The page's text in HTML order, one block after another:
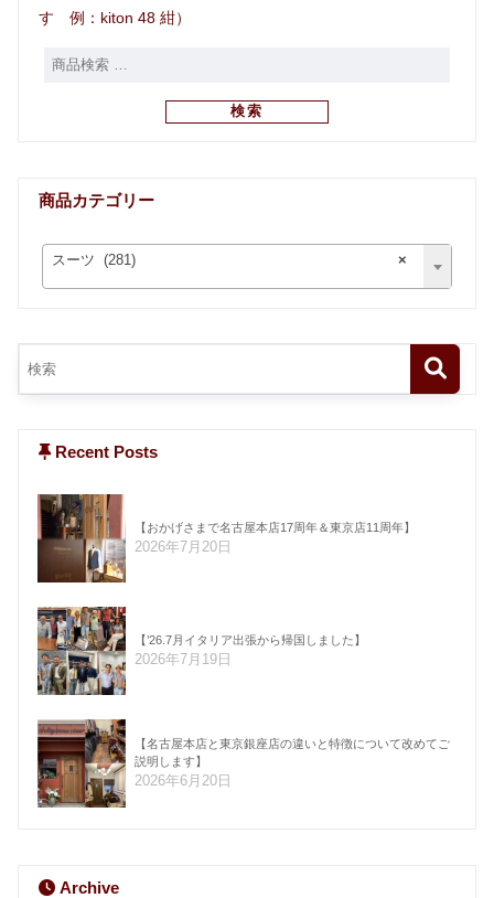
す 例：kiton 48 紺）
検索
商品カテゴリー
×
スーツ (281)
Recent Posts
【おかげさまで名古屋本店17周年＆東京店11周年】
2026年7月20日
【’26.7月イタリア出張から帰国しました】
2026年7月19日
【名古屋本店と東京銀座店の違いと特徴について改めてご
説明します】
2026年6月20日
Archive